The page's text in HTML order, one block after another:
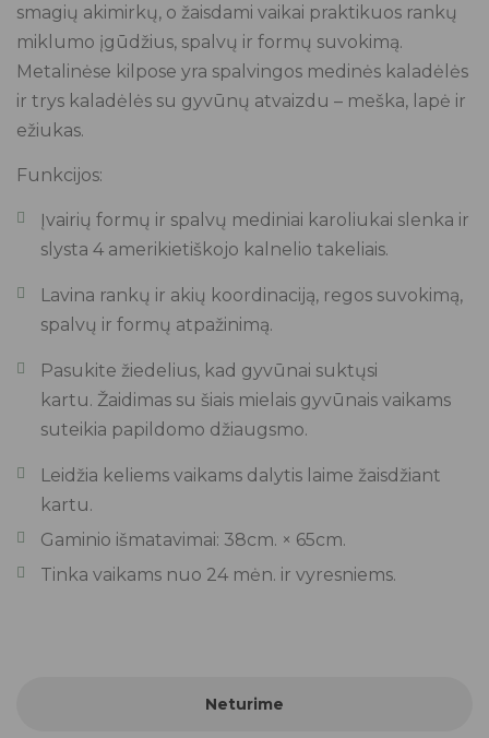
smagių akimirkų, o žaisdami vaikai praktikuos rankų
miklumo įgūdžius, spalvų ir formų suvokimą.
Metalinėse kilpose yra spalvingos medinės kaladėlės
ir trys kaladėlės su gyvūnų atvaizdu – meška, lapė ir
ežiukas.
Funkcijos:
Įvairių formų ir spalvų mediniai karoliukai slenka ir
slysta 4 amerikietiškojo kalnelio takeliais.
Lavina rankų ir akių koordinaciją, regos suvokimą,
spalvų ir formų atpažinimą.
Pasukite žiedelius, kad gyvūnai suktųsi
kartu. Žaidimas su šiais mielais gyvūnais vaikams
suteikia papildomo džiaugsmo.
Leidžia keliems vaikams dalytis laime žaisdžiant
kartu.
Gaminio išmatavimai: 38cm. × 65cm.
Tinka vaikams nuo 24 mėn. ir vyresniems.
Neturime